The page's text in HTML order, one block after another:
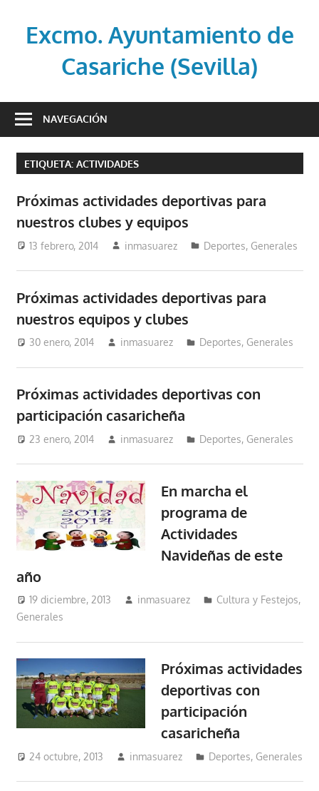
contenidoExcmo. Ayuntamiento de
Casariche (Sevilla)
oficial
Ayuntamiento
de
(Sevilla)
NAVEGACIÓN
ETIQUETA: ACTIVIDADES
Próximas actividades deportivas para
nuestros clubes y equipos
13 febrero, 2014 inmasuarez Deportes, Generales
Próximas actividades deportivas para
nuestros equipos y clubes
30 enero, 2014 inmasuarez Deportes, Generales
Próximas actividades deportivas con
participación casaricheña
23 enero, 2014 inmasuarez Deportes, Generales
En marcha el
programa de
Actividades
Navideñas de este
año
19 diciembre, 2013 inmasuarez Cultura y Festejos,
Generales
Próximas actividades
deportivas con
participación
casaricheña
24 octubre, 2013 inmasuarez Deportes, Generales